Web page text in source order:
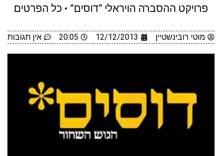
פרויקט ההסברה הויראלי “דוסים” • כל הפרטים
מוטי רובינשטיין 12/12/2013
20:05 אין תגובות